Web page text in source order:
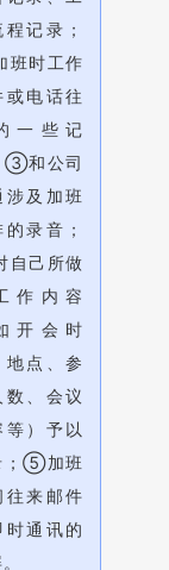
记录；
时工作
或电话往
一些记
③和公司
涉及加班
录音；
己所做
作内容
开会时
地点、参
数、会议
等）予以
；⑤加班
往来邮件
时通讯的